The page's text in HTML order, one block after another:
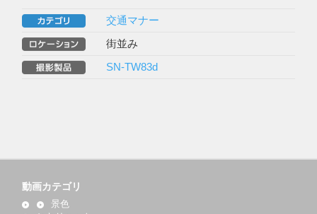
交通マナー
街並み
SN-TW83d
動画カテゴリ
景色